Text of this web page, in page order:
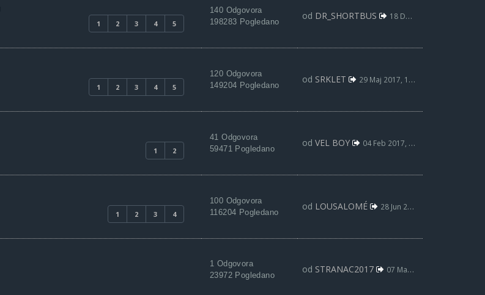
1 2 3 4 5
140 Odgovora
198283 Pogledano
od DR_SHORTBUS 18 Dec 2017, 06:53
1 2 3 4 5
120 Odgovora
149204 Pogledano
od SRKLET 29 Maj 2017, 11:57
1 2
41 Odgovora
59471 Pogledano
od VEL BOY 04 Feb 2017, 02:35
1 2 3 4
100 Odgovora
116204 Pogledano
od LOUSALOMÉ 28 Jun 2016, 11:52
1 Odgovora
23972 Pogledano
od STRANAC2017 07 Maj 2022, 09:35